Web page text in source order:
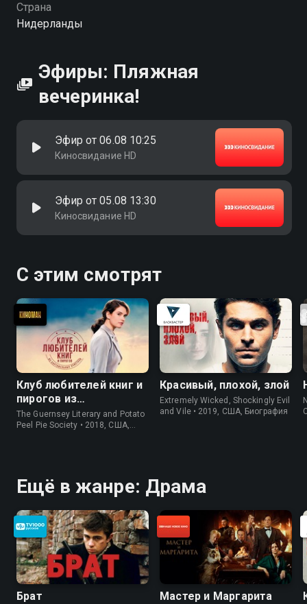
Страна
Нидерланды
Эфиры: Пляжная
вечеринка!
Эфир от 06.08 10:25
Киносвидание HD
Эфир от 05.08 13:30
Киносвидание HD
С этим смотрят
Клуб любителей книг и
пирогов из
картофельных
очистков
The Guernsey Literary and Potato
Peel Pie Society • 2018, США,
Красивый, плохой, злой
Extremely Wicked, Shockingly Evil
and Vile • 2019, США, Биография
Ещё в жанре: Драма
Брат Мастер и Маргарита